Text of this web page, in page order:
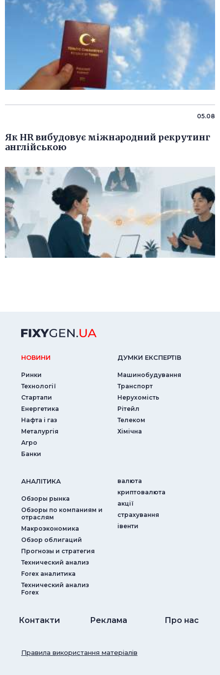
05.08
Як HR вибудовує міжнародний рекрутинг
англійською
НОВИНИ
Ринки
Технології
Стартапи
Енергетика
Нафта і газ
Металургія
Агро
Банки
ДУМКИ ЕКСПЕРТIВ
Машинобудування
Транспорт
Нерухомість
Рітейл
Телеком
Хімічна
АНАЛIТИКА
Обзоры рынка
Обзоры по компаниям и
отраслям
Макроэкономика
Обзор облигаций
Прогнозы и стратегия
Технический анализ
Forex аналитика
Технический анализ
Forex
валюта
криптовалюта
акції
страхування
iвенти
Контакти Реклама Про нас
Правила використання матеріалів